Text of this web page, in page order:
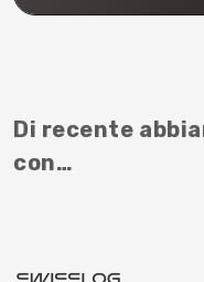
Di recente
con…